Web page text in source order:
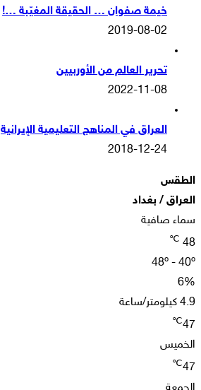
خيمة صفوان … الحقيقة المغيّبة …!
2019-08-02
تحرير العالم من الأوربيين
2022-11-08
العراق في المناهج التعليمية الإيرانية
2018-12-24
الطقس
العراق / بغداد
سماء صافية
48
℃
48º - 40º
6%
4.9 كيلومتر/ساعة
47
℃
الخميس
47
℃